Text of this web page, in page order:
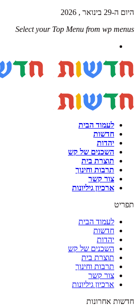
היום ה-29 בינואר , 2026
Select your Top Menu from wp menus
לעמוד הבית
חדשות
יהדות
השכנים של קש
תוצרת בית
תרבות וחינוך
צור קשר
ארכיון גיליונות
תפריט
לעמוד הבית
חדשות
יהדות
השכנים של קש
תוצרת בית
תרבות וחינוך
צור קשר
ארכיון גיליונות
חדשות אחרונות